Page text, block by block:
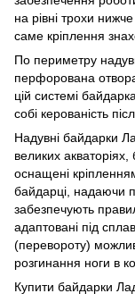
на рівні трохи
саме кріплення
По периметру
перфорована
цій системі
собі керованість
Надувні байдарки
великих
оснащені
байдарці, надаючи
забезпечують
адаптовані під
(перевороту)
розгинання ноги в
Купити байдарки